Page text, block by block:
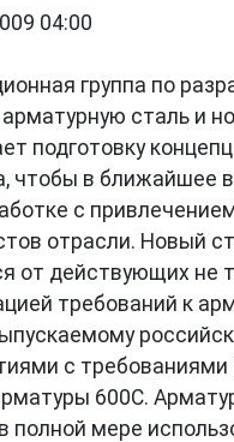
04:00
группа по
сталь и
подготовку
чтобы в ближайшее
с
отрасли. Новый
от действующих не
требований к
с
600С.
полной мере